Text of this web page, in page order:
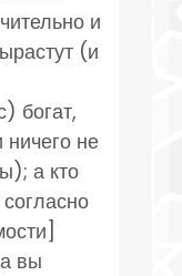
и
(и
богат,
ничего не
а кто
вы